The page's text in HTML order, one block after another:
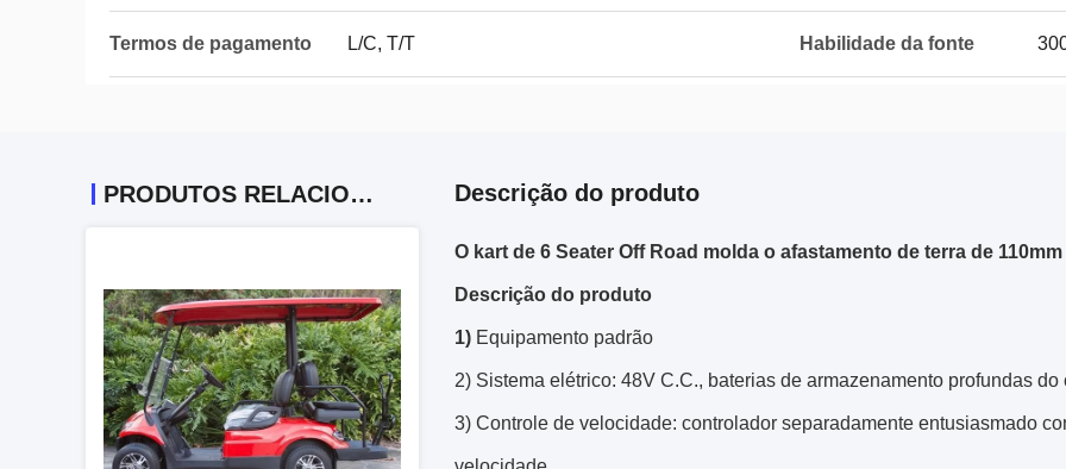
Termos de pagamento L/C, T/T Habilidade da fonte
PRODUTOS RELACIONADOS Descrição do produto
O kart de 6 Seater Off Road molda o afastamento de terra de 110mm
Descrição do produto
1) Equipamento padrão
2) Sistema elétrico: 48V C.C., baterias de armazenamento profundas do
3) Controle de velocidade: controlador separadamente entusiasmado